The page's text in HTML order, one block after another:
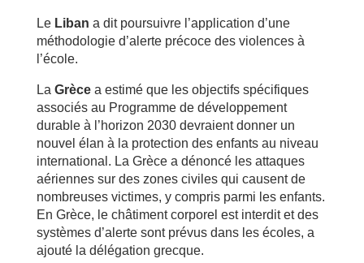
Le Liban a dit poursuivre l’application d’une
méthodologie d’alerte précoce des violences à
l’école.
La Grècea estimé que les objectifs spécifiques
associés au Programme de développement
durable à l’horizon 2030 devraient donner un
nouvel élan à la protection des enfants au niveau
international. La Grèce a dénoncé les attaques
aériennes sur des zones civiles qui causent de
nombreuses victimes, y compris parmi les enfants.
En Grèce, le châtiment corporel est interdit et des
systèmes d’alerte sont prévus dans les écoles, a
ajouté la délégation grecque.